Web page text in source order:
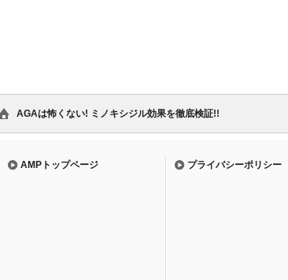
AGAは怖くない! ミノキシジル効果を徹底検証!!
AMPトップページ プライバシーポリシー